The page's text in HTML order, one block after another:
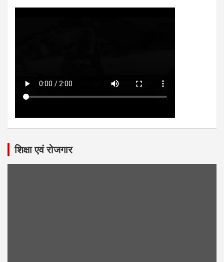
शिक्षा एवं रोजगार